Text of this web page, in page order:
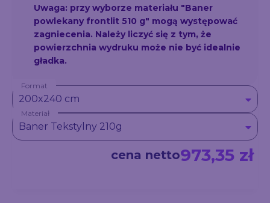
Uwaga: przy wyborze materiału "Baner
powlekany frontlit 510 g" mogą występować
zagniecenia. Należy liczyć się z tym, że
powierzchnia wydruku może nie być idealnie
gładka.
Ścianka teleskopowa XL 200x240 cm – efektowna
Sprawdź na Druk-24!
Format
200x240 cm
Materiał
Baner Tekstylny 210g
cena netto973,35 zł